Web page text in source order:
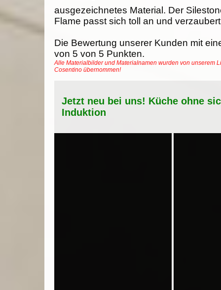
ausgezeichnetes Material. Der
Flame passt sich toll an und
Die Bewertung unserer Kunden mit
von 5 von 5 Punkten.
Alle Materialbilder und Materialnamen wurden von unserem
Cosentino übernommen!
Jetzt neu bei uns! Küche ohne
Induktion